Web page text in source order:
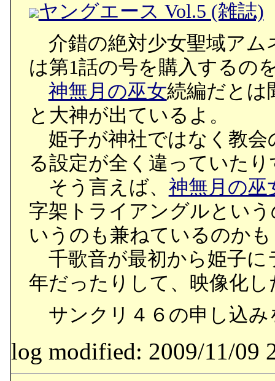
ヤングエース Vol.5 (雑誌)
介錯の絶対少女聖域アム
は第1話の号を購入するの
神無月の巫女続編だとは
と大神が出ているよ。
姫子が神社ではなく教会
る設定が全く違っていた
そう言えば、 神無月の巫
字架トライアングルとい
いうのも兼ねているのか
千歌音が最初から姫子に
年だったりして、映像化
サンクリ４６の申し込
log modified: 2009/11/09